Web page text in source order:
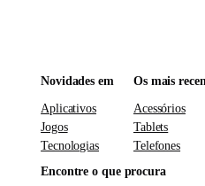
Novidades em
Aplicativos
Jogos
Tecnologias
Os mais
Acessórios
Tablets
Telefones
Encontre o que procura